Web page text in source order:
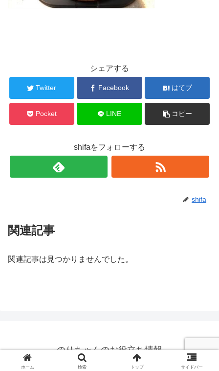
シェアする
Twitter Facebook はてブ
Pocket LINE コピー
shifaをフォローする
shifa
関連記事
関連記事は見つかりませんでした。
のりちゃんのお役立ち情報
© 2019 のりちゃんのお役立ち情報.
ホーム 検索 トップ サイドバー